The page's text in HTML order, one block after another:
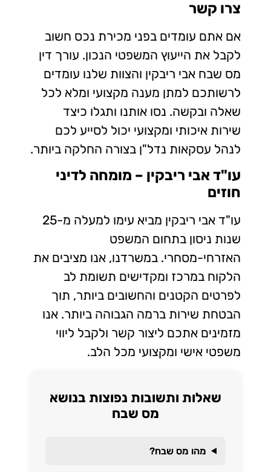
צרו קשר
אם אתם עומדים בפני מכירת נכס חשוב
לקבל את הייעוץ המשפטי הנכון. עורך דין
מס שבח אבי ריבקין והצוות שלנו עומדים
לרשותכם למתן מענה מקצועי ומלא לכל
שאלה ובקשה. נסו אותנו ותגלו כיצד
שירות איכותי ומקצועי יכול לסייע לכם
לנהל עסקאות נדל"ן בצורה החלקה ביותר.
עו"ד אבי ריבקין – מומחה לדיני
חוזים
עו"ד אבי ריבקין מביא עימו למעלה מ-25
שנות ניסון בתחום המשפט
האזרחי-מסחרי. במשרדנו, אנו מציבים את
הלקוח במרכז ומקדישים תשומת לב
לפרטים הקטנים והחשובים ביותר, תוך
הבטחת שירות ברמה הגבוהה ביותר. אנו
מזמינים אתכם ליצור קשר ולקבל ליווי
משפטי אישי ומקצועי מכל הלב.
שאלות ותשובות נפוצות בנושא
מס שבח
מהו מס שבח?